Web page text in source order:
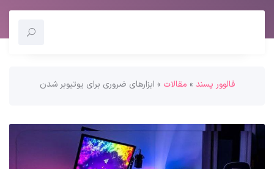
فالوور پسند » مقالات » ابزارهای ضروری برای یوتیوبر شدن